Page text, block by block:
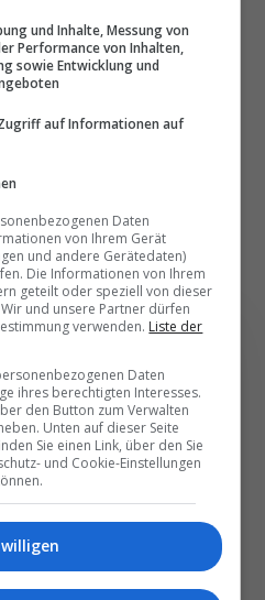
bis 3. August,Fr. 444.-
30. Juli,Fr. 563.-
Juli,
Fr. 499.-
und
direkt in
Postfach
mit mehr Insights oder
haben Sie die Wahl.
und Inhalte, Messung von
Performance von Inhalten,
sowie Entwicklung und
auf Informationen auf
Daten
von Ihrem Gerät
und andere Gerätedaten)
Die Informationen von Ihrem
geteilt oder speziell von dieser
und unsere Partner dürfen
verwenden. Liste der
Daten
ihres berechtigten Interesses.
den Button zum Verwalten
Unten auf dieser Seite
Sie einen Link, über den Sie
und Cookie-Einstellungen